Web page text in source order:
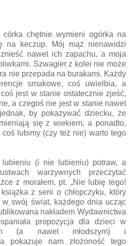
chętnie wymieni ogórka na
na keczup. Mój mąż nienawidzi
nawet ich zapachu, a moja
Szwagier z kolei nie może
nie przepada na burakami. Każdy
smakowe, coś uwielbia, a
jest w stanie ostatecznie zjeść,
a czegoś nie jest w stanie nawet
by pokazywać dziecku, że
się z wiekiem, a ponadto,
lubimy (czy też nie) warto tego
(i nie lubieniu) potraw, a
warzywnych przeczytać
z morałem, pt. „Nie lubię tego!
z serii o chłopczyku, który
swój świat, każdego dnia ucząc
nakładem Wydawnictwa
propozycja dla dzieci w
(a nawet młodszym) i
pokazuje nam złożoność tego